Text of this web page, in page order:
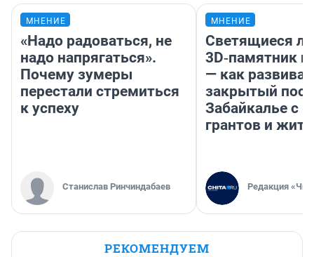
МНЕНИЕ
«Надо радоваться, не
надо напрягаться».
Почему зумеры
перестали стремиться
к успеху
Станислав Ринчиндабаев
МНЕНИЕ
Светящиеся
3D‑памятник и
— как
закрытый
Забайкалье с
грантов и
Редакция
РЕКОМЕНДУЕМ